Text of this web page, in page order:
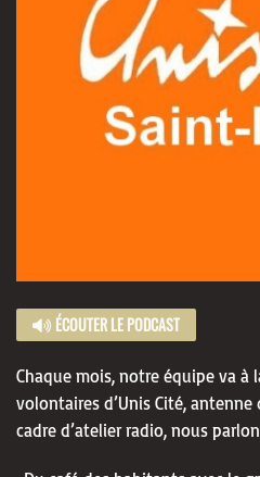
ÉCOUTER LE PODCAST
Chaque mois, notre équipe va à
volontaires d’Unis Cité,
cadre d’atelier radio, nous